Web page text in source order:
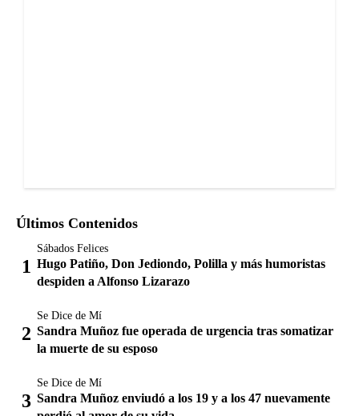
Últimos Contenidos
Sábados Felices
Hugo Patiño, Don Jediondo, Polilla y más humoristas
despiden a Alfonso Lizarazo
Se Dice de Mí
Sandra Muñoz fue operada de urgencia tras somatizar
la muerte de su esposo
Se Dice de Mí
Sandra Muñoz enviudó a los 19 y a los 47 nuevamente